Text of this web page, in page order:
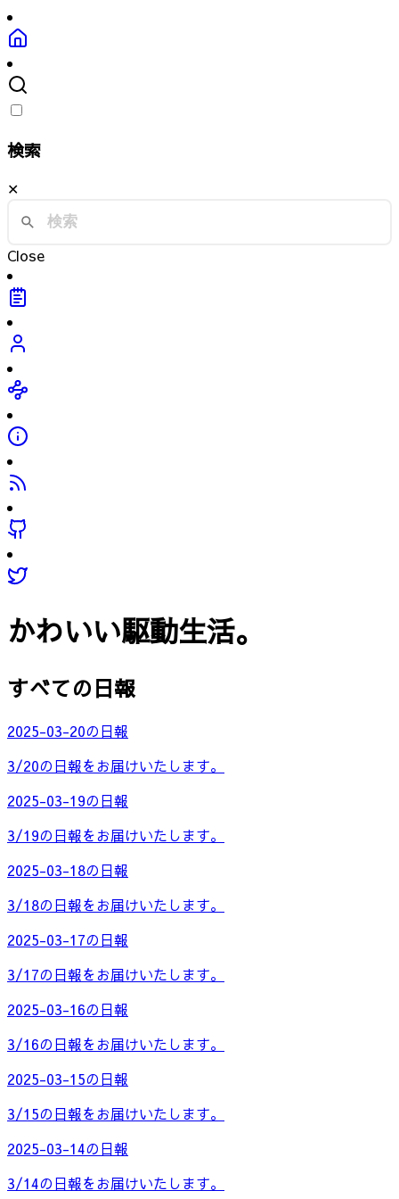
検索
✕
Close
かわいい駆動生活。
すべての日報
2025-03-20の日報
3/20の日報をお届けいたします。
2025-03-19の日報
3/19の日報をお届けいたします。
2025-03-18の日報
3/18の日報をお届けいたします。
2025-03-17の日報
3/17の日報をお届けいたします。
2025-03-16の日報
3/16の日報をお届けいたします。
2025-03-15の日報
3/15の日報をお届けいたします。
2025-03-14の日報
3/14の日報をお届けいたします。